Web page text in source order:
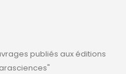
publiés aux éditions